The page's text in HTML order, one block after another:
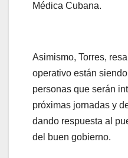
Médica Cubana.
Asimismo, Torres,
operativo están
personas que serán
próximas jornadas y
dando respuesta al
del buen gobierno.